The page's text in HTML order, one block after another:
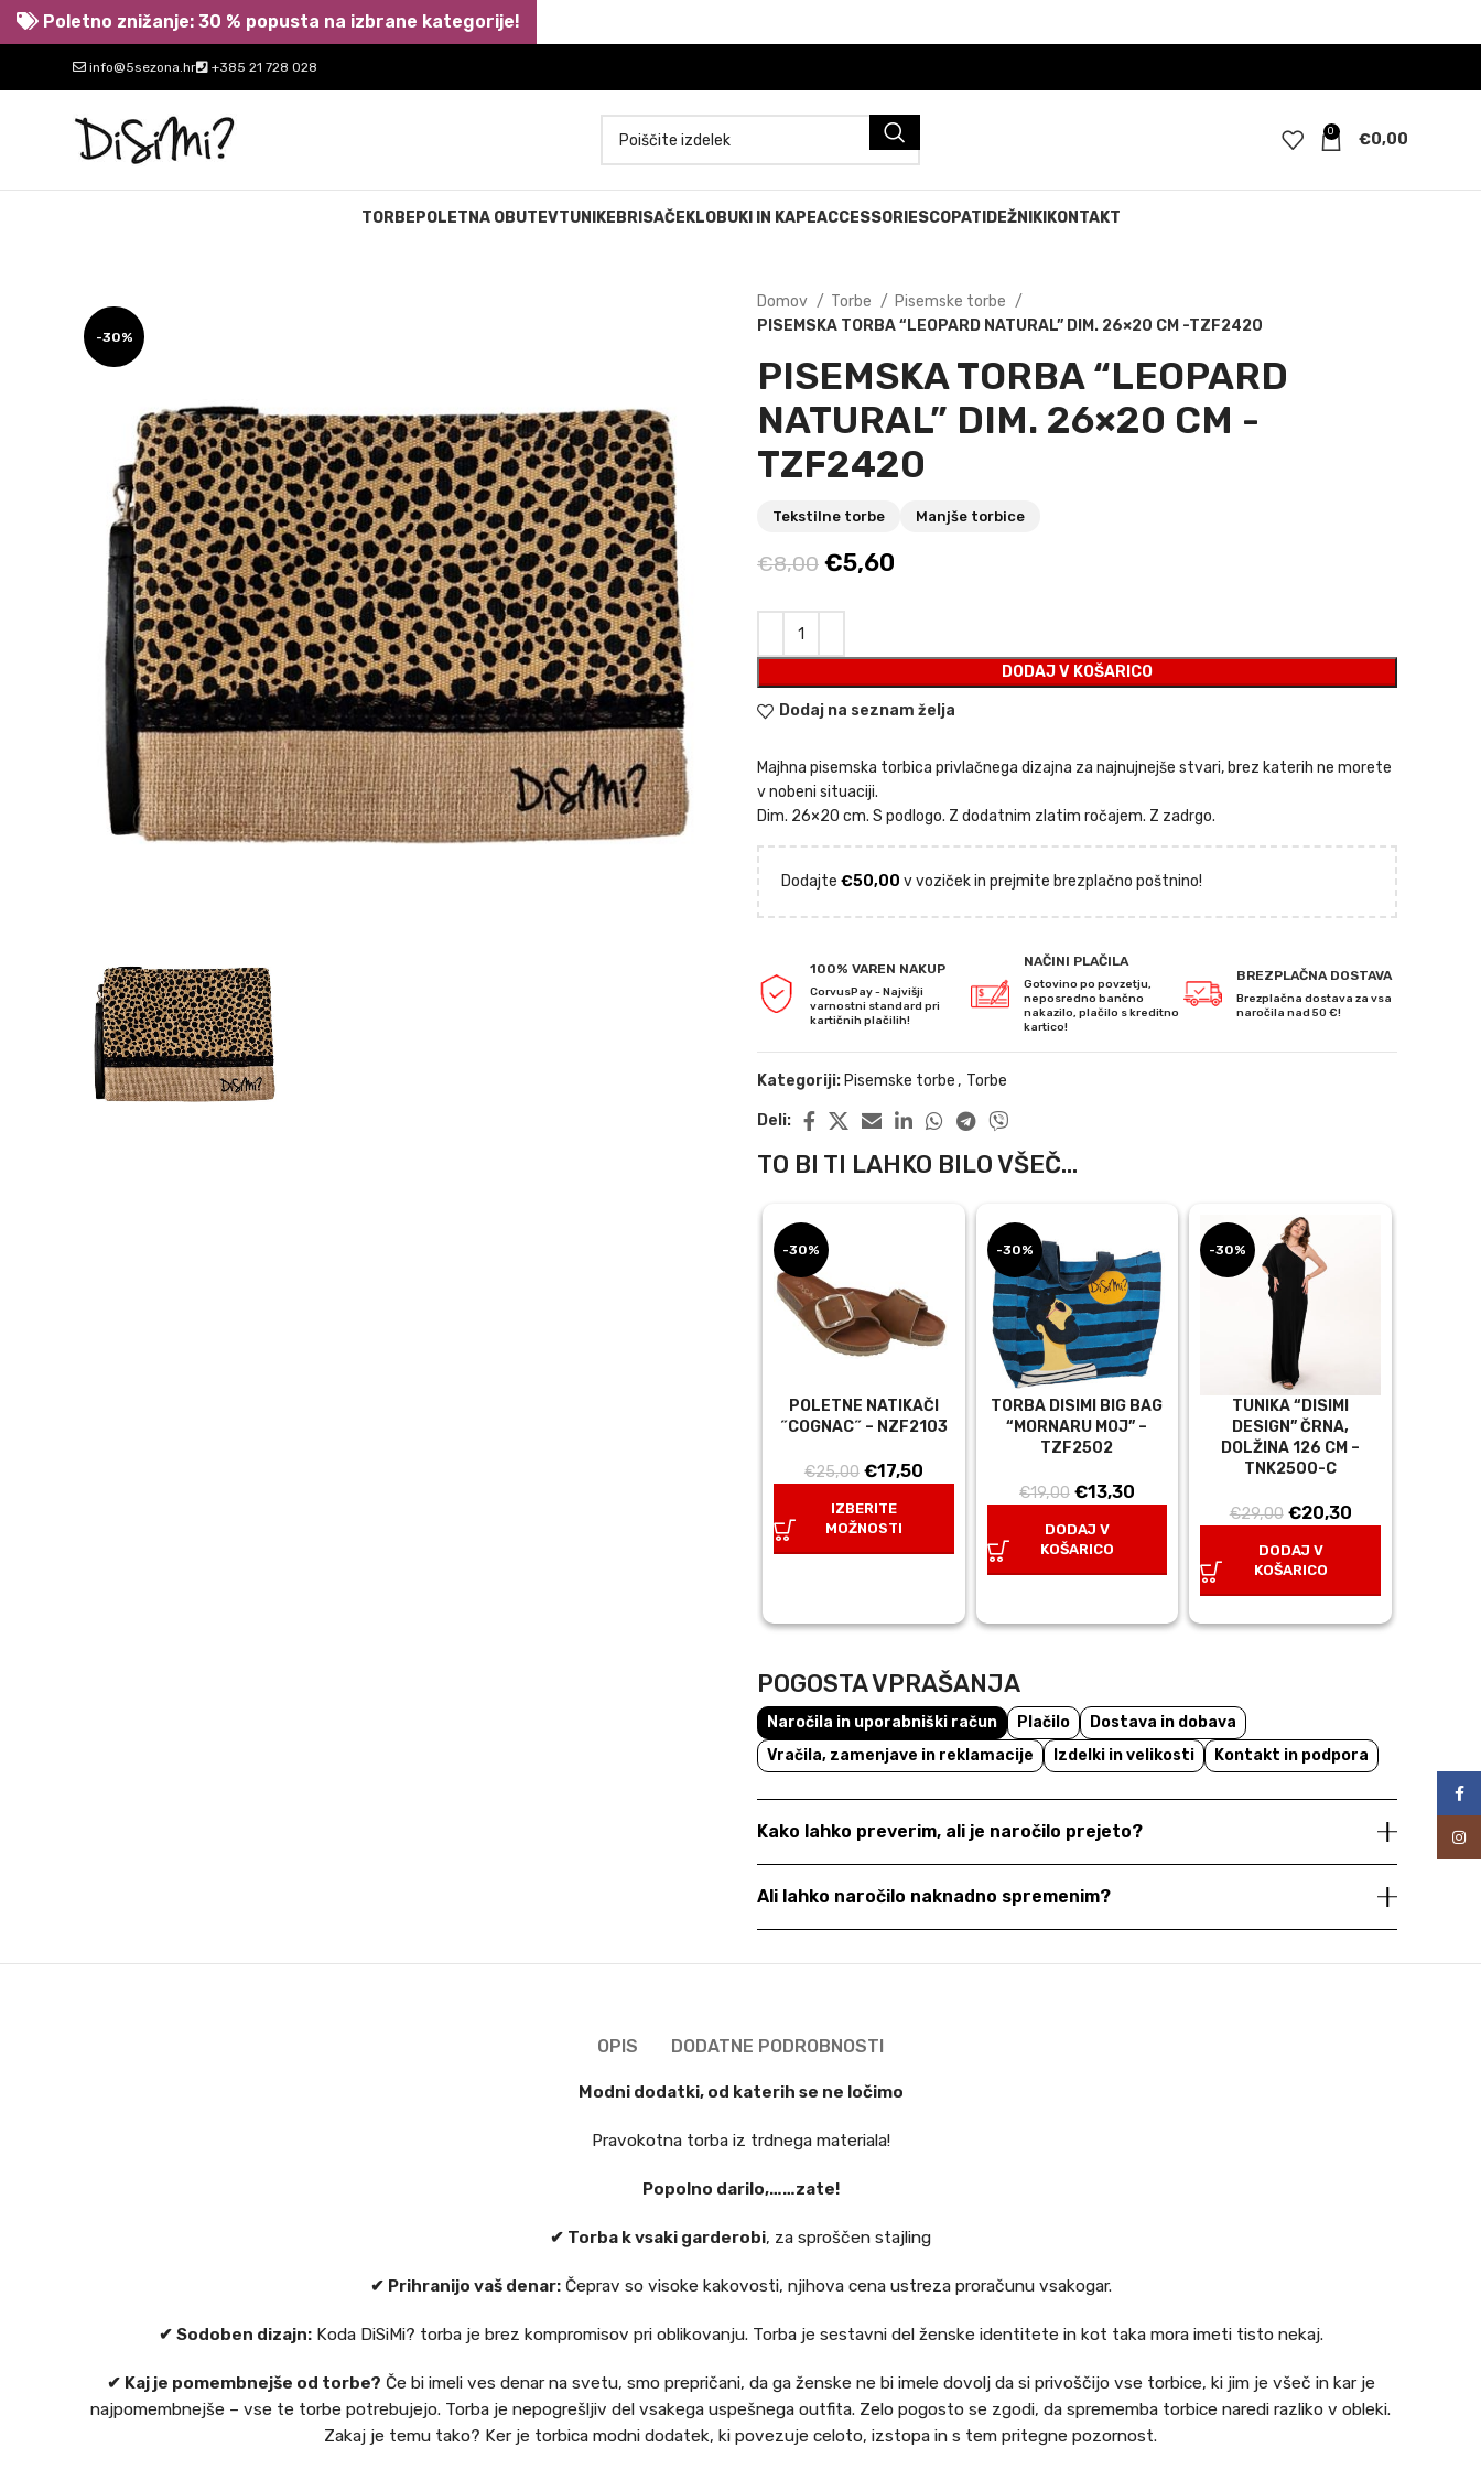
info@5sezona.hr +385 21 728 028
0 €0,00
TORBE POLETNA OBUTEVTUNIKE BRISAČE KLOBUKI IN KAPEACCESSORIESCOPATI DEŽNIKI KONTAKT
-30%
Domov Torbe
Pisemske torbe
PISEMSKA TORBA “LEOPARD NATURAL” DIM. 26×20 CM -TZF2420
PISEMSKA TORBA “LEOPARD
NATURAL” DIM. 26×20 CM -
TZF2420
Tekstilne torbe Manjše torbice
€8,00 Izvirna
je
bila:
€8,00.
€5,60
DODAJ V KOŠARICO
Dodaj na seznam želja
Majhna pisemska torbica privlačnega dizajna za najnujnejše stvari, brez katerih ne morete
v nobeni situaciji.
Dim. 26×20 cm. S podlogo. Z dodatnim zlatim ročajem. Z zadrgo.
Dodajte €50,00 v voziček in prejmite brezplačno poštnino!
100% VAREN NAKUP
CorvusPay - Najvišji
varnostni standard pri
kartičnih plačilih!
NAČINI PLAČILA
Gotovino po povzetju,
neposredno bančno
nakazilo, plačilo s kreditno
kartico!
BREZPLAČNA DOSTAVA
Brezplačna dostava za vsa
naročila nad 50 €!
Kategoriji: Pisemske torbe, Torbe
Deli:
TO BI TI LAHKO BILO VŠEČ...
-30%
POLETNE NATIKAČI
˝COGNAC˝ – NZF2103
€25,00 Izvirna
je
€17,50Trenutna
IZBERITE
MOŽNOSTI
-30%
TORBA DISIMI BIG BAG
“MORNARU MOJ” –
TZF2502
€19,00 Izvirna
je
€13,30Trenutna
DODAJ V
KOŠARICO
-30%
TUNIKA “DISIMI
DESIGN” ČRNA,
DOLŽINA 126 CM –
TNK2500-C
€29,00 Izvirna
je
€20,30Trenutna
DODAJ V
KOŠARICO
POGOSTA VPRAŠANJA
Naročila in uporabniški račun Plačilo
Dostava in dobava
Vračila, zamenjave in reklamacije
Izdelki in velikosti Kontakt in podpora
Kako lahko preverim, ali je naročilo prejeto?
Ali lahko naročilo naknadno spremenim?
OPIS DODATNE PODROBNOSTI
Modni dodatki, od katerih se ne ločimo
Pravokotna torba iz trdnega materiala!
Popolno darilo,……zate!
✔ Torba k vsaki garderobi, za sproščen stajling
✔ Prihranijo vaš denar:Čeprav so visoke kakovosti, njihova cena ustreza proračunu vsakogar.
✔ Sodoben dizajn:Koda DiSiMi? torba je brez kompromisov pri oblikovanju. Torba je sestavni del ženske identitete in kot taka mora imeti tisto nekaj.
✔ Kaj je pomembnejše od torbe? Če bi imeli ves denar na svetu, smo prepričani, da ga ženske ne bi imele dovolj da si privoščijo vse torbice, ki jim je všeč in kar je
najpomembnejše – vse te torbe potrebujejo. Torba je nepogrešljiv del vsakega uspešnega outfita. Zelo pogosto se zgodi, da sprememba torbice naredi razliko v obleki.
Zakaj je temu tako? Ker je torbica modni dodatek, ki povezuje celoto, izstopa in s tem pritegne pozornost.
Poletno znižanje: 30 % popusta na izbrane kategorije!